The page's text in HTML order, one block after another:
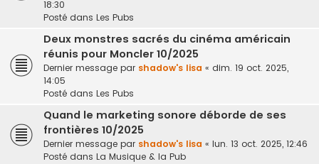
18:30
Posté dans Les Pubs
Deux monstres sacrés du cinéma américain
réunis pour Moncler 10/2025
Dernier message par shadow's lisa « dim. 19 oct. 2025,
14:05
Posté dans Les Pubs
Quand le marketing sonore déborde de ses
frontières 10/2025
Dernier message par shadow's lisa « lun. 13 oct. 2025, 12:46
Posté dans La Musique & la Pub